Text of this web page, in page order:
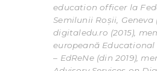
education officer la
Semilunii Roșii, Geneva
digitaledu.ro (2015),
europeană
– EdReNe (din 2019),